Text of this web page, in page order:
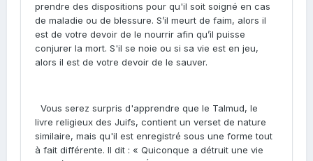
prendre des dispositions pour qu'il soit soigné en cas
de maladie ou de blessure. S’il meurt de faim, alors il
est de votre devoir de le nourrir afin qu’il puisse
conjurer la mort. S'il se noie ou si sa vie est en jeu,
alors il est de votre devoir de le sauver.
Vous serez surpris d'apprendre que le Talmud, le
livre religieux des Juifs, contient un verset de nature
similaire, mais qu'il est enregistré sous une forme tout
à fait différente. Il dit : « Quiconque a détruit une vie